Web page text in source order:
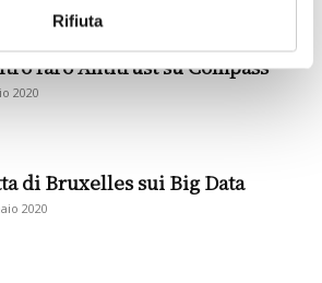
Rifiuta
faro Antitrust su Compass
2020
di Bruxelles sui Big Data
2020